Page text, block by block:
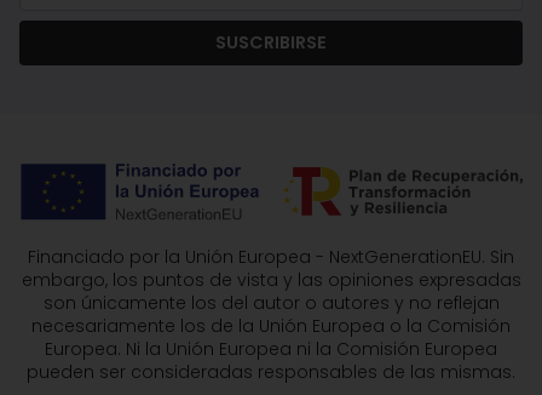
SUSCRIBIRSE
Financiado por la Unión Europea - NextGenerationEU. Sin
embargo, los puntos de vista y las opiniones expresadas
son únicamente los del autor o autores y no reflejan
necesariamente los de la Unión Europea o la Comisión
Europea. Ni la Unión Europea ni la Comisión Europea
pueden ser consideradas responsables de las mismas.